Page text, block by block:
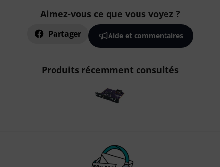
Aimez-vous ce que vous voyez ?
Partager Aide et commentaires
Produits récemment consultés